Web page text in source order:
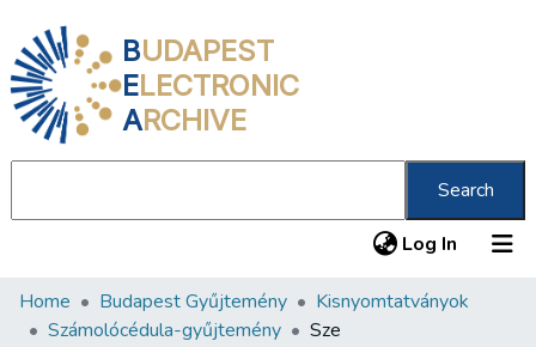
BUDAPEST
ELECTRONIC
ARCHIVE
Search
Log In (current)
Communities & Collections
Home Budapest Gyűjtemény
Kisnyomtatványok
Számolócédula-gyűjtemény
Sze